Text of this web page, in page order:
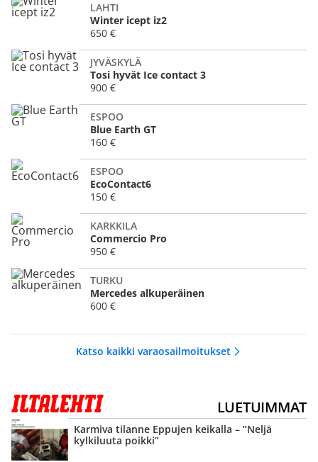
LAHTI
Winter icept iz2
650 €
JYVÄSKYLÄ
Tosi hyvät Ice contact 3
900 €
ESPOO
Blue Earth GT
160 €
ESPOO
EcoContact6
150 €
KARKKILA
Commercio Pro
950 €
TURKU
Mercedes alkuperäinen
600 €
Katso kaikki varaosailmoitukset
LUETUIMMAT
Karmiva tilanne Eppujen keikalla – ”Neljä
kylkiluuta poikki”